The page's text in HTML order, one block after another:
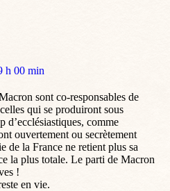
h 00 min
sont co-responsables de
qui se produiront sous
comme
ouvertement ou secrètement
de la France ne retient plus sa
la plus totale. Le parti de Macron
!
en vie.